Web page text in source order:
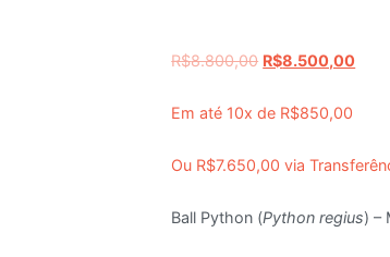
R$8.800,00 R$8.500,00
Em até 10x de R$850,00
Ou R$7.650,00 via
Ball Python (Python regius) –